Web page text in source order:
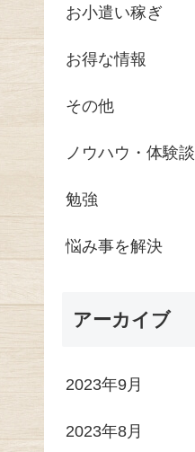
お小遣い稼ぎ
お得な情報
その他
ノウハウ・体験談
勉強
悩み事を解決
アーカイブ
2023年9月
2023年8月